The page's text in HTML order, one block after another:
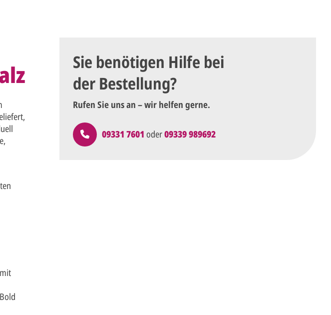
Sie benötigen Hilfe bei
der Bestellung?
Rufen Sie uns an – wir helfen gerne.
09331 7601 oder09339 989692